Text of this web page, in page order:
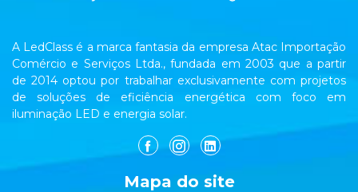
A LedClass é a marca fantasia da empresa Atac Importação
Comércio e Serviços Ltda., fundada em 2003 que a partir
de 2014 optou por trabalhar exclusivamente com projetos
de soluções de eficiência energética com foco em
iluminação LED e energia solar.
Mapa do site